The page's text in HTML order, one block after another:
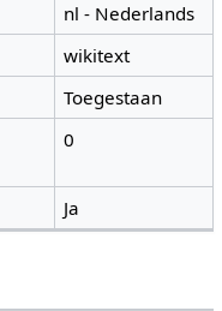
nl - Nederlands
wikitext
Toegestaan
0
Ja